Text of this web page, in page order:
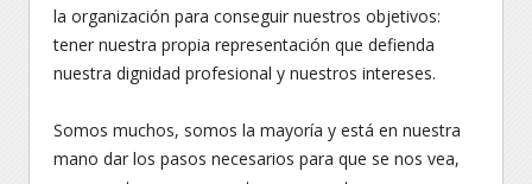
la organización para conseguir nuestros objetivos:
tener nuestra propia representación que defienda
nuestra dignidad profesional y nuestros intereses.
Somos muchos, somos la mayoría y está en nuestra
mano dar los pasos necesarios para que se nos vea,